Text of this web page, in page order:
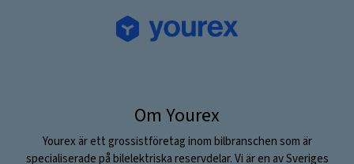
Om Yourex
Yourex är ett grossistföretag inom bilbranschen som är
specialiserade på bilelektriska reservdelar. Vi är en av Sveriges